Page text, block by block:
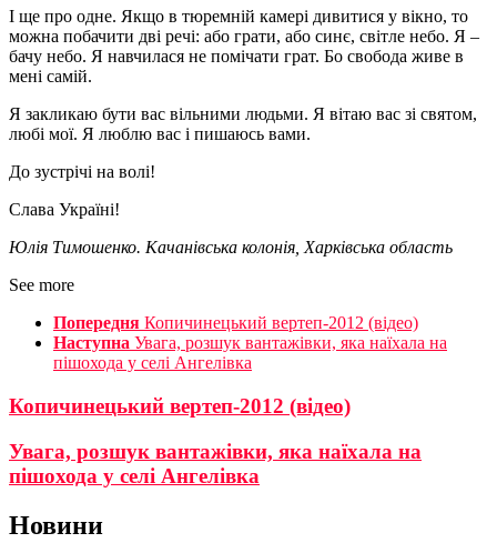
І ще про одне. Якщо в тюремній камері дивитися у вікно, то
можна побачити дві речі: або грати, або синє, світле небо. Я –
бачу небо. Я навчилася не помічати грат. Бо свобода живе в
мені самій.
Я закликаю бути вас вільними людьми. Я вітаю вас зі святом,
любі мої. Я люблю вас і пишаюсь вами.
До зустрічі на волі!
Слава Україні!
Юлія Тимошенко. Качанівська колонія, Харківська область
See more
Попередня Копичинецький вертеп-2012 (відео)
Наступна Увага, розшук вантажівки, яка наїхала на
пішохода у селі Ангелівка
Копичинецький вертеп-2012 (відео)
Увага, розшук вантажівки, яка наїхала на
пішохода у селі Ангелівка
Новини